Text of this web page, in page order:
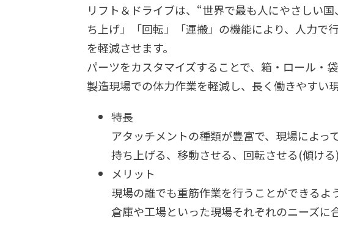
リフト＆ドライブは、“世界で最も人にやさしい
ち上げ」「回転」「運搬」の機能により、人力で
を軽減させます。
パーツをカスタマイズすることで、箱・ロール・
製造現場での体力作業を軽減し、長く働きやすい
特長
アタッチメントの種類が豊富で、現場によっ
持ち上げる、移動させる、回転させる(傾け
メリット
現場の誰でも重筋作業を行うことができるよ
倉庫や工場といった現場それぞれのニーズに